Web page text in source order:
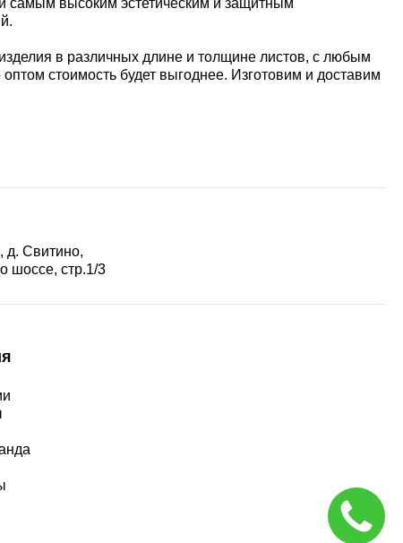
самым высоким эстетическим и защитным
в различных длине и толщине листов, с любым
стоимость будет выгоднее. Изготовим и доставим
д. Свитино,
шоссе, стр.1/3